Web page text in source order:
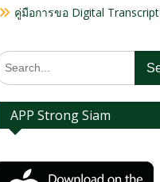
คู่มือการขอ Digital Transcript
APP Strong Siam